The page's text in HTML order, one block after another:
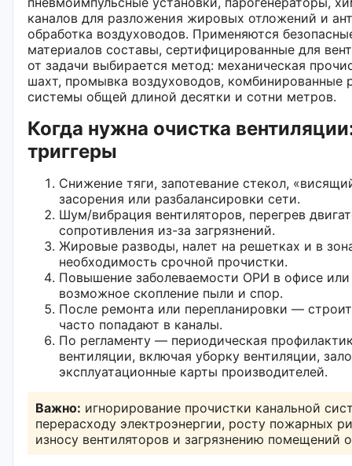
каналов для разложения жировых отложений и
обработка воздуховодов. Применяются
материалов составы, сертифицированные для
от задачи выбирается метод: механическая
шахт, промывка воздуховодов, комбинированные
системы общей длиной десятки и сотни метров.
Когда нужна очистка
триггеры
Снижение тяги, запотевание стекол,
засорения или разбалансировки сети.
Шум/вибрация вентиляторов, перегрев
сопротивления из-за загрязнений.
Жировые разводы, налет на решетках и в
необходимость срочной прочистки.
Повышение заболеваемости ОРИ в офисе
возможное скопление пыли и спор.
После ремонта или перепланировки —
часто попадают в каналы.
По регламенту — периодическая
вентиляции, включая уборку вентиляции,
эксплуатационные карты производителей.
Важно: игнорирование прочистки канальной
перерасходу электроэнергии, росту пожарных
износу вентиляторов и загрязнению помещений